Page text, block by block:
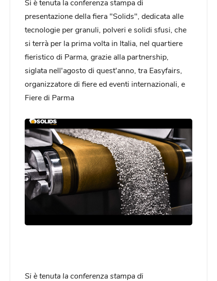
Si è tenuta la conferenza stampa di
presentazione della fiera "Solids", dedicata alle
tecnologie per granuli, polveri e solidi sfusi, che
si terrà per la prima volta in Italia, nel quartiere
fieristico di Parma, grazie alla partnership,
siglata nell'agosto di quest'anno, tra Easyfairs,
organizzatore di fiere ed eventi internazionali, e
Fiere di Parma
Si è tenuta la conferenza stampa di